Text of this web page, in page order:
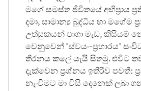
මගේ සමස්ත ජීවිතයේ අභිප්‍රාය
දමා, සාමාන්‍ය බුද්ධිය හා මගේම
උත්සුකයන් පාගා මැඩ, කිසියම්
වෙනුවෙන් "ස්වයං-ප්‍රහාරය"
තීරනය කලේ යැයි සිතමු. එවිට
දැක්වෙන ප්‍රශ්නය ඉතිරිව පවතී:
නැංවීමට මා විසි දෙනෙක් ලබා